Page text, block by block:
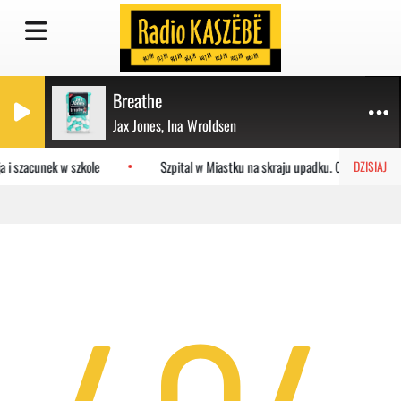
Breathe
Jax Jones, Ina Wroldsen
DZISIAJ
i szacunek w szkole Szpital w Miastku na skraju upadku. Co czeka